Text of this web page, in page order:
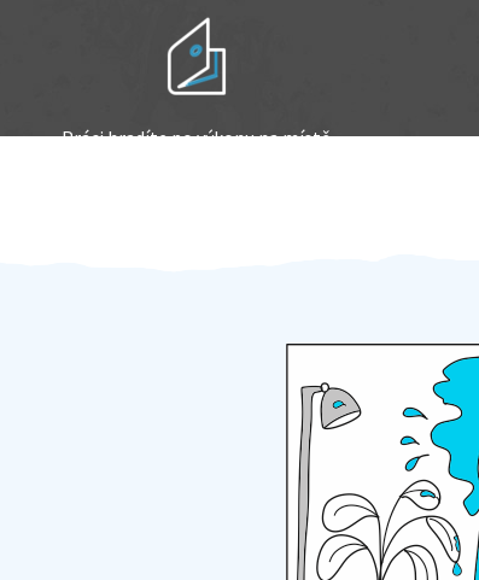
Práci hradíte po výkonu na místě